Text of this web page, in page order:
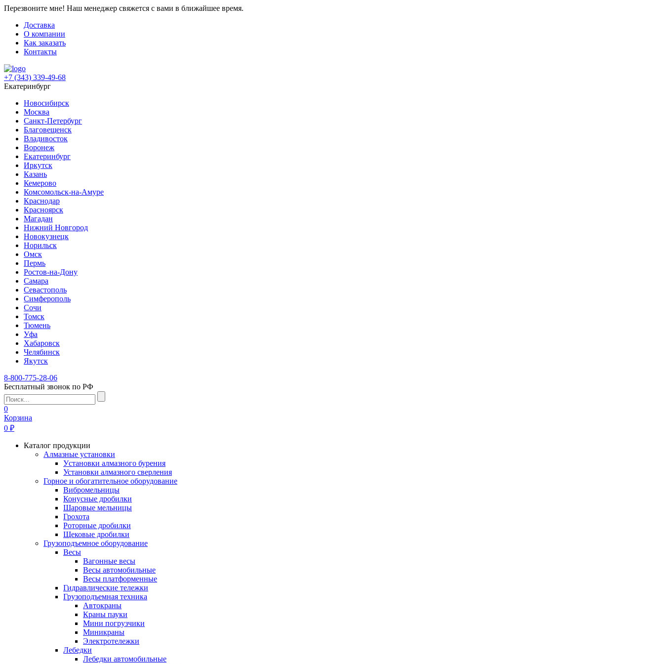
Перезвоните мне! Наш менеджер свяжется с вами в ближайшее время.
Доставка
О компании
Как заказать
Контакты
+7 (343) 339-49-68
Екатеринбург
Новосибирск
Москва
Санкт-Петербург
Благовещенск
Владивосток
Воронеж
Екатеринбург
Иркутск
Казань
Кемерово
Комсомольск-на-Амуре
Краснодар
Красноярск
Магадан
Нижний Новгород
Новокузнецк
Норильск
Омск
Пермь
Ростов-на-Дону
Самара
Севастополь
Симферополь
Сочи
Томск
Тюмень
Уфа
Хабаровск
Челябинск
Якутск
8-800-775-28-06
Бесплатный звонок по РФ
0
Корзина
0 ₽
Каталог продукции
Алмазные установки
Уcтановки алмазного бурения
Установки алмазного сверления
Горное и обогатительное оборудование
Вибромельницы
Конусные дробилки
Шаровые мельницы
Грохота
Роторные дробилки
Щековые дробилки
Грузоподъемное оборудование
Весы
Вагонные весы
Весы автомобильные
Весы платформенные
Гидравлические тележки
Грузоподъемная техника
Автокраны
Краны пауки
Мини погрузчики
Миникраны
Электротележки
Лебедки
Лебедки автомобильные